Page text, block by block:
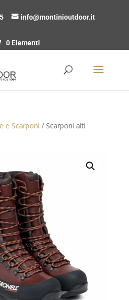
info@montinioutdoor.it
0 Elementi
e Scarponi / Scarponi alti